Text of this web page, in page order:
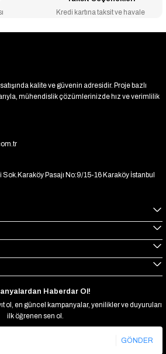
Kredi kartına taksit ve havale
kalite ve güvenin adresidir. Proje bazlı
mühendislik çözümlerinizde hız ve verimlilik
Pasajı No:9/15-16 Karaköy İstanbul
Haberdar Ol!
ol, en güncel kampanyalar, yenilikler ve duyuruları
ilk öğrenen sen ol.
GÖNDER